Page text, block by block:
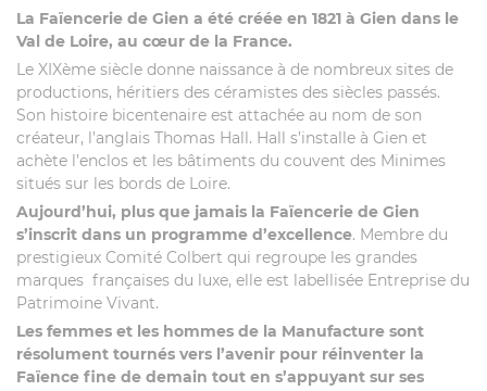
La Faïencerie de Gien a été créée en 1821 à Gien dans le
Val de Loire, au cœur de la France.
Le XIXème siècle donne naissance à de nombreux sites de
productions, héritiers des céramistes des siècles passés.
Son histoire bicentenaire est attachée au nom de son
créateur, l’anglais Thomas Hall. Hall s’installe à Gien et
achète l’enclos et les bâtiments du couvent des Minimes
situés sur les bords de Loire.
Aujourd’hui, plus que jamais la Faïencerie de Gien
s’inscrit dans un programme d’excellence. Membre du
prestigieux Comité Colbert qui regroupe les grandes
marques françaises du luxe, elle est labellisée Entreprise du
Patrimoine Vivant.
Les femmes et les hommes de la Manufacture sont
résolument tournés vers l’avenir pour réinventer la
Faïence fine de demain tout en s’appuyant sur ses